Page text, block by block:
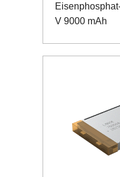
V 9000 mAh